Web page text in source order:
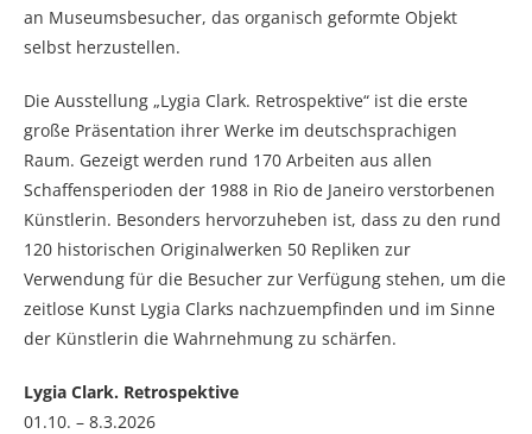
an Museumsbesucher, das organisch geformte Objekt
selbst herzustellen.
Die Ausstellung „Lygia Clark. Retrospektive“ ist die erste
große Präsentation ihrer Werke im deutschsprachigen
Raum. Gezeigt werden rund 170 Arbeiten aus allen
Schaffensperioden der 1988 in Rio de Janeiro verstorbenen
Künstlerin. Besonders hervorzuheben ist, dass zu den rund
120 historischen Originalwerken 50 Repliken zur
Verwendung für die Besucher zur Verfügung stehen, um die
zeitlose Kunst Lygia Clarks nachzuempfinden und im Sinne
der Künstlerin die Wahrnehmung zu schärfen.
Lygia Clark. Retrospektive
01.10. – 8.3.2026